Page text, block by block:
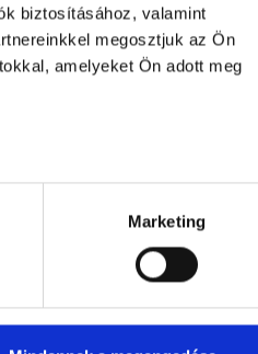
biztosításához, valamint
megosztjuk az Ön
amelyeket Ön adott meg
Marketing